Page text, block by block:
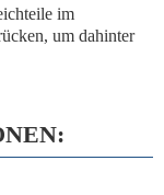
im
um dahinter